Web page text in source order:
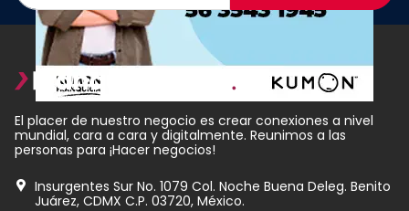
El placer de nuestro negocio es crear conexiones a nivel
mundial, cara a cara y digitalmente. Reunimos a las
personas para ¡Hacer negocios!
Insurgentes Sur No. 1079 Col. Noche Buena Deleg. Benito
Juárez, CDMX C.P. 03720, México.